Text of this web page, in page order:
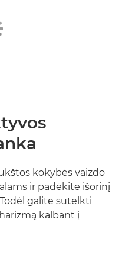
kokybės vaizdo
ir padėkite išorinį
galite sutelkti
kalbant į